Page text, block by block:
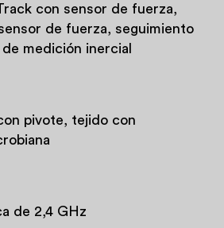
con sensor de fuerza,
de fuerza, seguimiento
medición inercial
pivote, tejido con
de 2,4 GHz